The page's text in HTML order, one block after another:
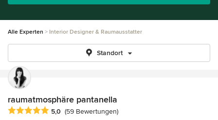
Alle Experten Interior Designer & Raumausstatter
Standort
raumatmosphäre pantanella
Durchschnittliche Bewertung: 5 von 5 Sternen
5,0 (59 Bewertungen)